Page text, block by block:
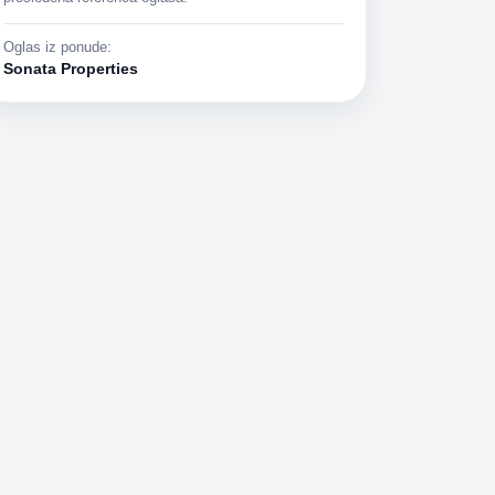
Oglas iz ponude:
Sonata Properties